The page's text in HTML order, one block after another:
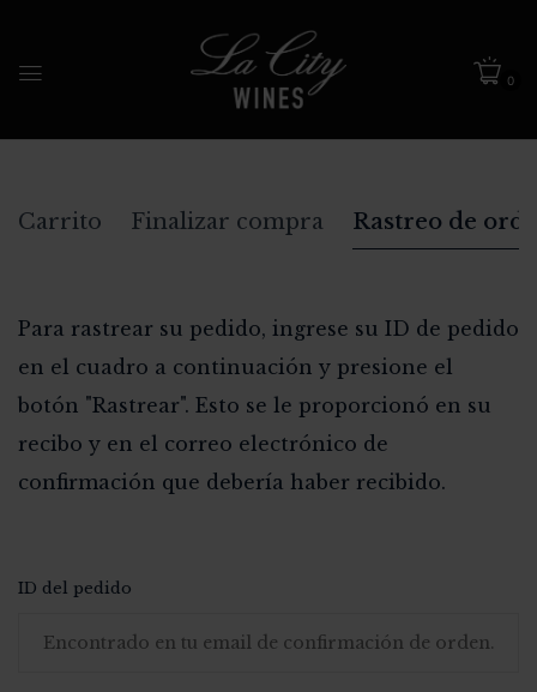
0
Carrito Finalizar compra Rastreo de
Para rastrear su pedido, ingrese su ID de pedido
en el cuadro a continuación y presione el
botón "Rastrear". Esto se le proporcionó en su
recibo y en el correo electrónico de
confirmación que debería haber recibido.
ID del pedido